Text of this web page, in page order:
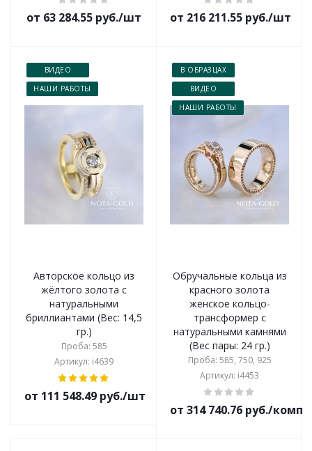
от 63 284.55 руб./шт от 216 211.55 руб./шт
ВИДЕО
НАШИ РАБОТЫ
Авторское кольцо из
жёлтого золота с
натуральными
бриллиантами (Вес: 14,5
гр.)
Проба: 585
Артикул: i4639
от 111 548.49 руб./шт
В ОБРАЗЦАХ
ВИДЕО
НАШИ РАБОТЫ
Обручальные кольца из
красного золота
женское кольцо-
трансформер с
натуральными камнями
(Вес пары: 24 гр.)
Проба: 585, 750, 925
Артикул: i4453
от 314 740.76 руб./